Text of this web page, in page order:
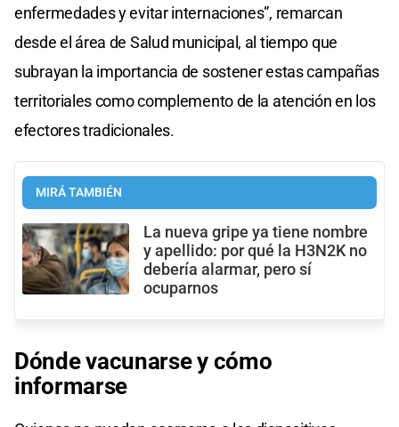
enfermedades y evitar internaciones”, remarcan
desde el área de Salud municipal, al tiempo que
subrayan la importancia de sostener estas campañas
territoriales como complemento de la atención en los
efectores tradicionales.
MIRÁ TAMBIÉN
La nueva gripe ya tiene nombre
y apellido: por qué la H3N2K no
debería alarmar, pero sí
ocuparnos
Dónde vacunarse y cómo
informarse